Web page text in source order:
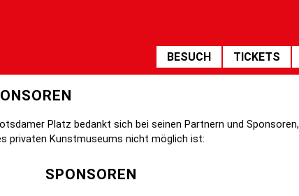
HAUPTNAVIGATION
BESUCH TICKETS
Platz bedankt sich bei seinen Partnern und Sponsoren,
privaten Kunstmuseums nicht möglich ist:
SPONSOREN